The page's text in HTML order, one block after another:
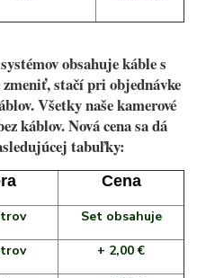
obsahuje káble s
stačí pri objednávke
Všetky naše kamerové
káblov. Nová cena sa dá
tabuľky:
Cena
Set obsahuje
+ 2,00 €